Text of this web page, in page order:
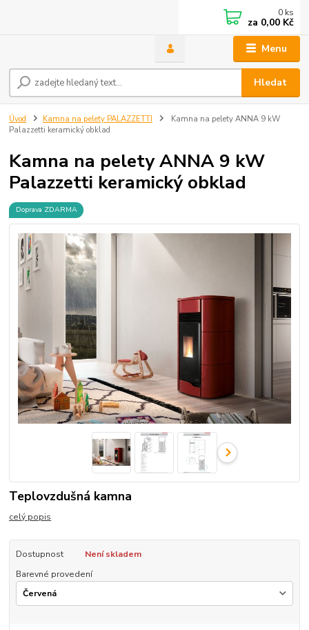
Menu
Hledat
0 ks
za 0,00 Kč
Úvod Kamna na pelety PALAZZETTI
Kamna na pelety ANNA 9 kW
Palazzetti keramický obklad
Kamna na pelety ANNA 9 kW
Palazzetti keramický obklad
Doprava ZDARMA
Teplovzdušná kamna
celý popis
Dostupnost
Není skladem
Barevné provedení